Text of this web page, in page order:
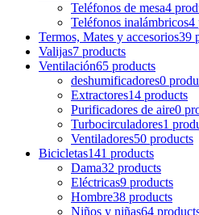
Teléfonos de mesa4
Teléfonos inalámbricos4
Termos, Mates y accesorios39
Valijas7 products
Ventilación65 products
deshumificadores0
Extractores14 products
Purificadores de aire0
Turbocirculadores1
Ventiladores50 products
Bicicletas141 products
Dama32 products
Eléctricas9 products
Hombre38 products
Niños y niñas64